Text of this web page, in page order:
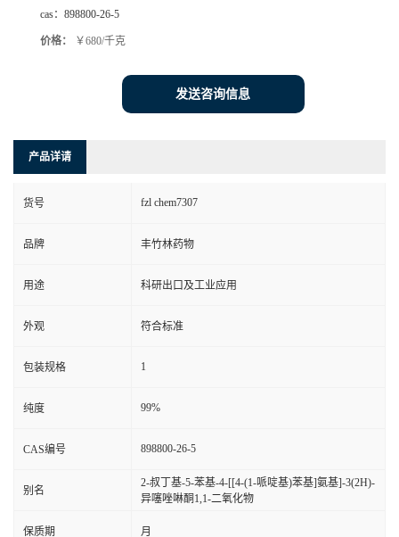
cas： 898800-26-5
价格： ￥680/千克
发送咨询信息
产品详请
货号 fzl chem7307
品牌 丰竹林药物
用途 科研出口及工业应用
外观 符合标准
包装规格 1
纯度 99%
CAS编号 898800-26-5
别名
2-叔丁基-5-苯基-4-[[4-(1-哌啶基)苯基]氨基]-3(2H)-
异噻唑啉酮1,1-二氧化物
保质期 月